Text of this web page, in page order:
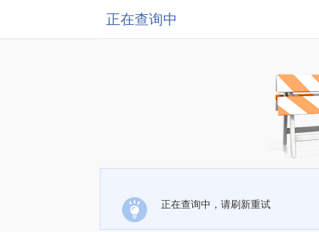
正在查询中
正在查询中，请刷新重试